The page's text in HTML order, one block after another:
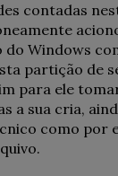
contadas
Windows
partição de
para ele
a sua cria,
como por